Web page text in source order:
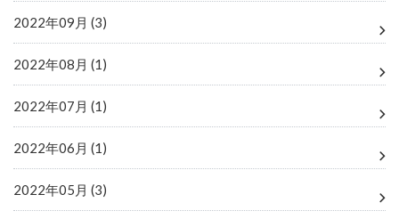
2022年09月 (3)
2022年08月 (1)
2022年07月 (1)
2022年06月 (1)
2022年05月 (3)